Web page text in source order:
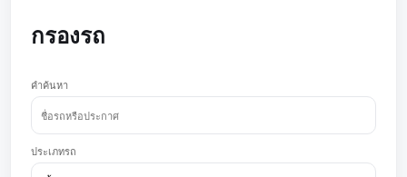
กรองรถ
คำค้นหา
ประเภทรถ